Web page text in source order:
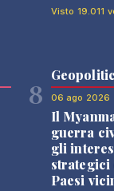
Visto 19.011
8 06 ago 2026
Il
guerra
gli
strategici
Paesi